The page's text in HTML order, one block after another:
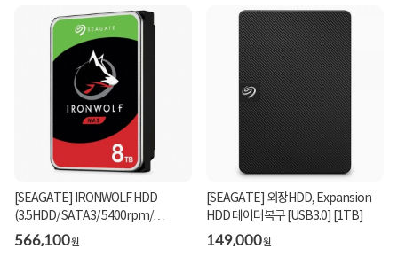
[SEAGATE] IRONWOLF HDD
(3.5HDD/ SATA3/ 5400rpm/
256MB/ CMR) [단일]
566,100원
[SEAGATE] 외장HDD, Expansion
HDD 데이터복구 [USB3.0] [1TB]
149,000원